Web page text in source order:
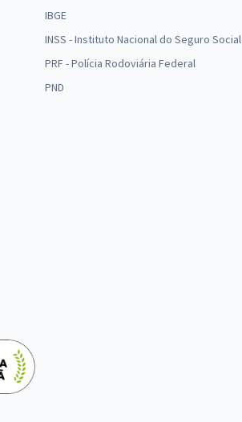
IBGE
INSS - Instituto Nacional do Seguro Social
PRF - Polícia Rodoviária Federal
PND